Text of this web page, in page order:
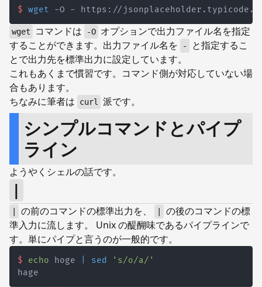
$ wget -O - https://
wget コマンドは -O オプションで出力ファイル名を指定
することができます。出力ファイル名を
-
と指定するこ
とで出力先を標準出力に設定しています。
これもあくまで慣習です。コマンド側が対応していない場
合もあります。
ちなみに筆者は
curl 派です。
シンプルコマンドとパイプ
ライン
ようやくシェルの話です。
の前のコマンドの標準出力を、
の後のコマンドの標
準入力に流します。 Unix の醍醐味であるパイプラインで
す。単にパイプと言うのが一般的です。
$ echo hoge sed
's/o/a/'